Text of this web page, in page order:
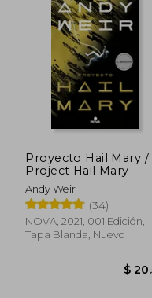
45%
dcto.
Proyecto Hail Mary /
Project Hail Mary
Andy Weir
(34)
NOVA, 2021, 001 Edición,
Tapa Blanda, Nuevo